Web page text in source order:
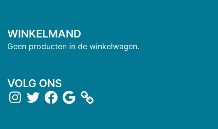
WINKELMAND
Geen producten in de winkelwagen.
VOLG ONS